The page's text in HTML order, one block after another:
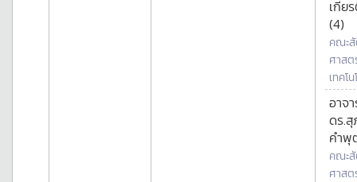
เกีย
(4)
คณะ
ศาสต
เทคโ
อาจ
ดร.
คำ
คณะ
ศาสต